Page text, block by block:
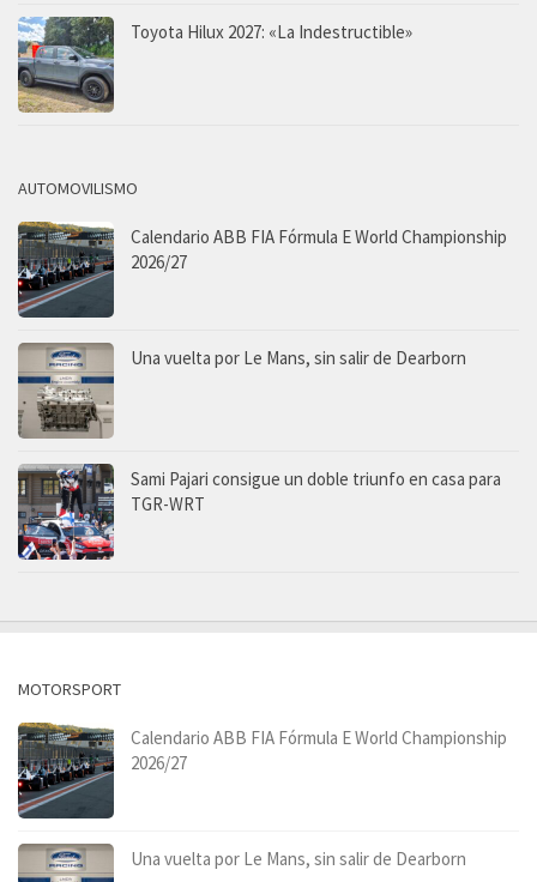
Toyota Hilux 2027: «La Indestructible»
AUTOMOVILISMO
Calendario ABB FIA Fórmula E World Championship
2026/27
Una vuelta por Le Mans, sin salir de Dearborn
Sami Pajari consigue un doble triunfo en casa para
TGR-WRT
MOTORSPORT
Calendario ABB FIA Fórmula E World Championship
2026/27
Una vuelta por Le Mans, sin salir de Dearborn